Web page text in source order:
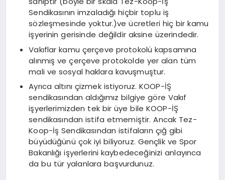
Sendikasının imzaladığı hiçbir toplu iş
sözleşmesinde yoktur.)ve ücretleri hiç bir kamu
işyerinin gerisinde değildir aksine üzerindedir.
Vakıflar kamu çerçeve protokolü kapsamına
alınmış ve çerçeve protokolde yer alan tüm
mali ve sosyal haklara kavuşmuştur.
Ayrıca altını çizmek istiyoruz. KOOP-İŞ
sendikasından aldığımız bilgiye göre Vakıf
işyerlerimizden tek bir üye bile KOOP-İŞ
sendikasından istifa etmemiştir. Ancak Tez-
Koop-İş Sendikasından istifaların çığ gibi
büyüdüğünü çok iyi biliyoruz. Gençlik ve Spor
Bakanlığı işyerlerini kaybedeceğinizi anlayınca
da bu tür yalanlara başvurdunuz.